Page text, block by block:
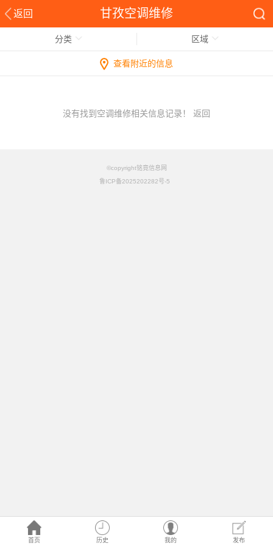
返回 甘孜空调维修
首页 历史 我的 发布
分类 区域
查看附近的信息
没有找到空调维修相关信息记录！ 返回
©copyright铭竟信息网
鲁ICP备2025202282号-5